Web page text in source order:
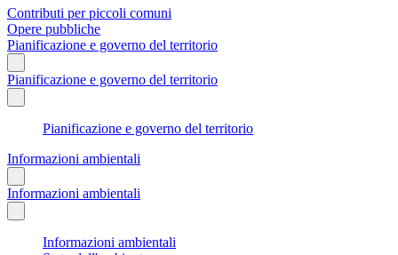
Contributi per piccoli comuni
Opere pubbliche
Pianificazione e governo del territorio
Pianificazione e governo del territorio
Pianificazione e governo del territorio
Informazioni ambientali
Informazioni ambientali
Informazioni ambientali